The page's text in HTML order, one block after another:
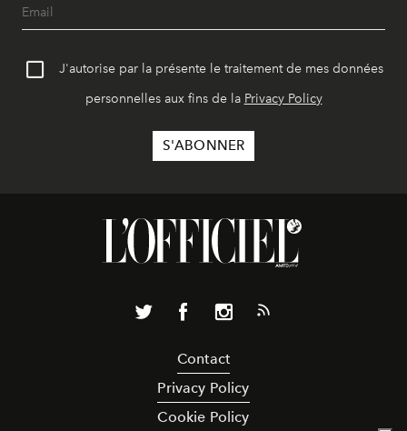
J'autorise par la présente le traitement de mes données
personnelles aux fins de la Privacy Policy
Contact
Privacy Policy
Cookie Policy